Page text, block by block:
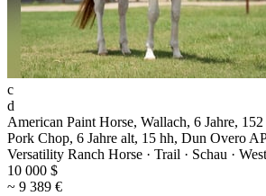
c
d
American Paint Horse, Wallach, 6 Jahre,
Pork Chop, 6 Jahre alt, 15 hh, Dun Overo
Versatility Ranch Horse · Trail · Schau ·
10 000 $
~ 9 389 €